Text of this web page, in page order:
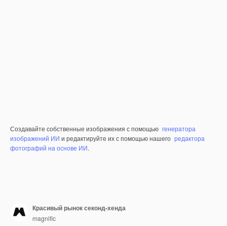
Создавайте собственные изображения с помощью генератора
изображений ИИ и редактируйте их с помощью нашего редактора
фотографий на основе ИИ.
Красивый рынок секонд-хенда
magnific